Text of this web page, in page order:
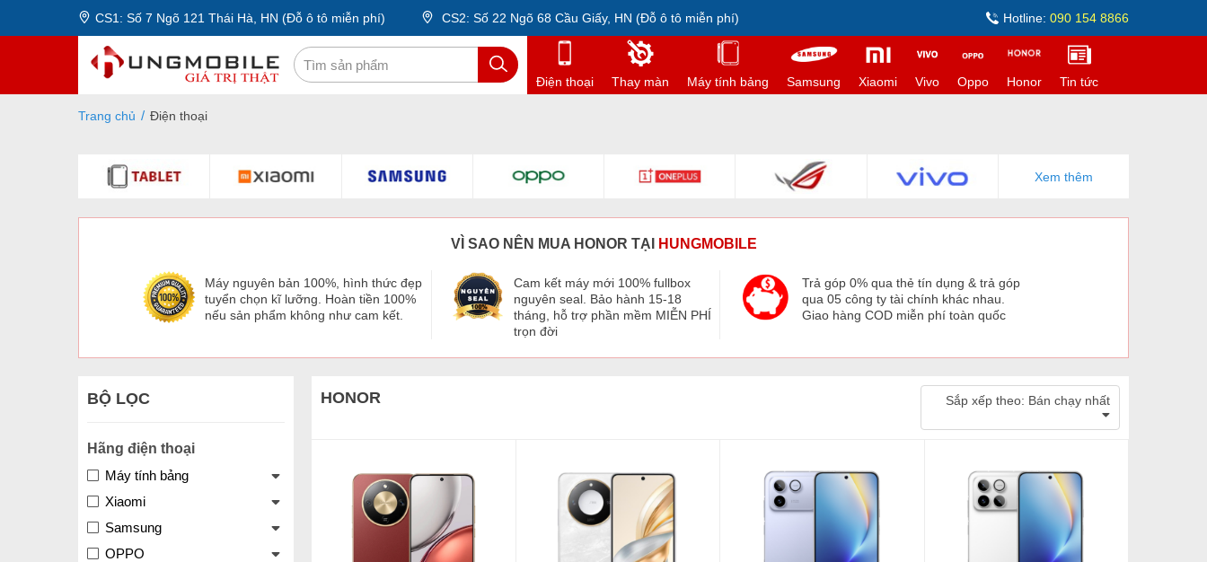
CS1: Số 7 Ngõ 121 Thái Hà, HN (Đỗ ô tô miễn phí) CS2: Số 22 Ngõ 68 Cầu Giấy, HN (Đỗ ô tô miễn phí) Hotline: 090 154 8866
Điện thoại Thay màn Máy tính bảng Samsung Xiaomi Vivo Oppo Honor Tin tức
Trang chủ Điện thoại
Xem thêm
VÌ SAO NÊN MUA HONOR TẠI HUNGMOBILE
Máy nguyên bản 100%, hình thức đẹp
tuyển chọn kĩ lưỡng. Hoàn tiền 100%
nếu sản phẩm không như cam kết.
Cam kết máy mới 100% fullbox
nguyên seal. Bảo hành 15-18
tháng, hỗ trợ phần mềm MIỄN PHÍ
trọn đời
Trả góp 0% qua thẻ tín dụng & trả góp
qua 05 công ty tài chính khác nhau.
Giao hàng COD miễn phí toàn quốc
BỘ LỌC
Hãng điện thoại
Máy tính bảng
Xiaomi
Samsung
OPPO
HONOR Sắp xếp theo: Bán chạy nhất